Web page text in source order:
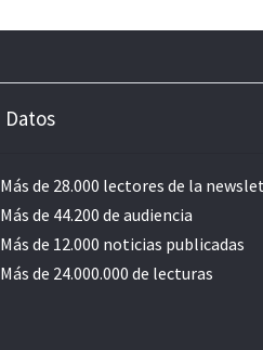
Datos
Más de 28.000 lectores de la
Más de 44.200 de audiencia
Más de 12.000 noticias publicadas
Más de 24.000.000 de lecturas